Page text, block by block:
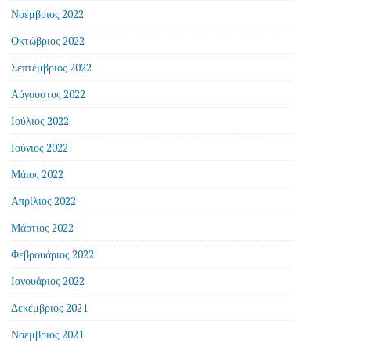
Νοέμβριος 2022
Οκτώβριος 2022
Σεπτέμβριος 2022
Αύγουστος 2022
Ιούλιος 2022
Ιούνιος 2022
Μάιος 2022
Απρίλιος 2022
Μάρτιος 2022
Φεβρουάριος 2022
Ιανουάριος 2022
Δεκέμβριος 2021
Νοέμβριος 2021